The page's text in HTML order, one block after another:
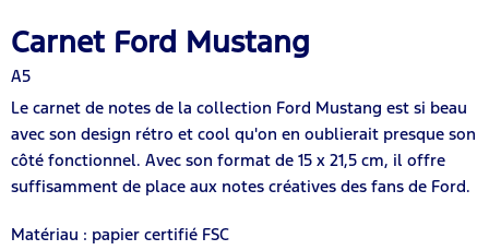
Carnet Ford Mustang
A5
Le carnet de notes de la collection Ford Mustang est si beau
avec son design rétro et cool qu'on en oublierait presque son
côté fonctionnel. Avec son format de 15 x 21,5 cm, il offre
suffisamment de place aux notes créatives des fans de Ford.
Matériau : papier certifié FSC